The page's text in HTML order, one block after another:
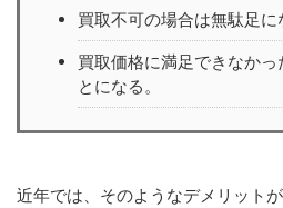
買取不可の場合は無駄足に
買取価格に満足できなかっ
とになる。
近年では、そのようなデメリット